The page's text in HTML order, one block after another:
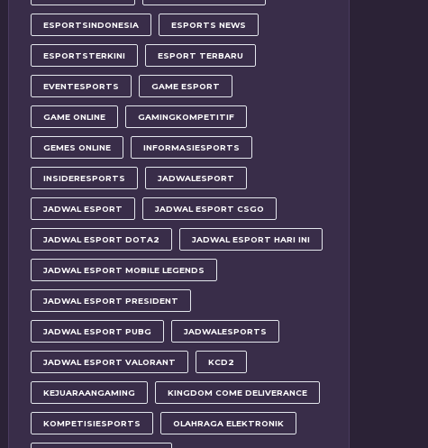
ESPORTSINDONESIA ESPORTS NEWS
ESPORTSTERKINI ESPORT TERBARU
EVENTESPORTS GAME ESPORT
GAME ONLINE GAMINGKOMPETITIF
GEMES ONLINE INFORMASIESPORTS
INSIDERESPORTS JADWALESPORT
JADWAL ESPORT JADWAL ESPORT CSGO
JADWAL ESPORT DOTA2 JADWAL ESPORT HARI INI
JADWAL ESPORT MOBILE LEGENDS
JADWAL ESPORT PRESIDENT
JADWAL ESPORT PUBG JADWALESPORTS
JADWAL ESPORT VALORANT KCD2
KEJUARAANGAMING KINGDOM COME DELIVERANCE
KOMPETISIESPORTS OLAHRAGA ELEKTRONIK